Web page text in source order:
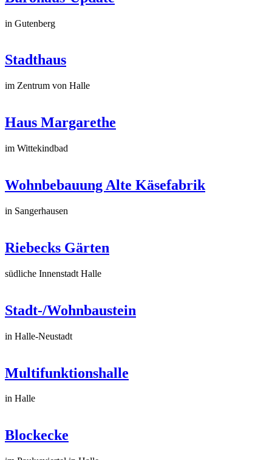
in Gutenberg
Stadthaus
im Zentrum von Halle
Haus Margarethe
im Wittekindbad
Wohnbebauung Alte Käsefabrik
in Sangerhausen
Riebecks Gärten
südliche Innenstadt Halle
Stadt-/Wohnbaustein
in Halle-Neustadt
Multifunktionshalle
in Halle
Blockecke